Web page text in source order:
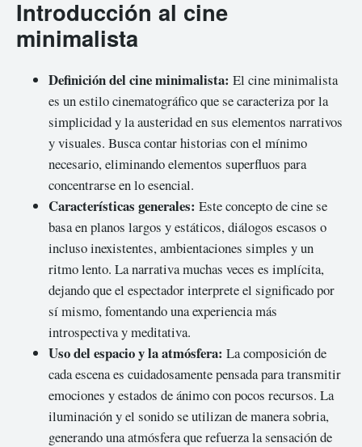
Introducción al cine
minimalista
Definición del cine minimalista: El cine minimalista
es un estilo cinematográfico que se caracteriza por la
simplicidad y la austeridad en sus elementos narrativos
y visuales. Busca contar historias con el mínimo
necesario, eliminando elementos superfluos para
concentrarse en lo esencial.
Características generales: Este concepto de cine se
basa en planos largos y estáticos, diálogos escasos o
incluso inexistentes, ambientaciones simples y un
ritmo lento. La narrativa muchas veces es implícita,
dejando que el espectador interprete el significado por
sí mismo, fomentando una experiencia más
introspectiva y meditativa.
Uso del espacio y la atmósfera: La composición de
cada escena es cuidadosamente pensada para transmitir
emociones y estados de ánimo con pocos recursos. La
iluminación y el sonido se utilizan de manera sobria,
generando una atmósfera que refuerza la sensación de